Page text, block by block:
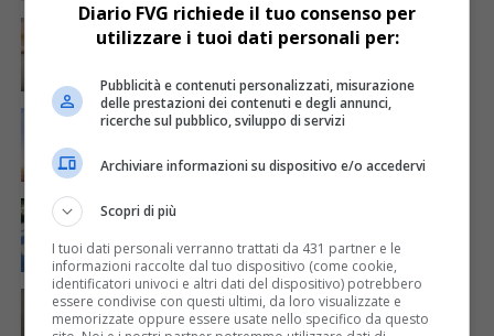
CRONACA & ATTUALITÀ 4 giorni fa
Mattia Ranghetti muore a 29 anni dopo la
ECONOMIA & LAVORO 6 ore fa
Bollette più leggere nei condomini, nuovo bando FVG
per l’efficientamento energetico
CRONACA & ATTUALITÀ
Arrivano 142 nuovi poliziotti in Friuli-Venezia Giulia:
61 saranno assegnati a Trieste
CRONACA & ATTUALITÀ 4 giorni fa
Mattia Ranghetti morto dopo l’infortunio alle
Diario FVG richiede il tuo consenso per
utilizzare i tuoi dati personali per:
Pubblicità e contenuti personalizzati, misurazione
delle prestazioni dei contenuti e degli annunci,
ricerche sul pubblico, sviluppo di servizi
Archiviare informazioni su dispositivo e/o accedervi
Scopri di più
I tuoi dati personali verranno trattati da 431 partner e le
informazioni raccolte dal tuo dispositivo (come cookie,
identificatori univoci e altri dati del dispositivo) potrebbero
essere condivise con questi ultimi, da loro visualizzate e
memorizzate oppure essere usate nello specifico da questo